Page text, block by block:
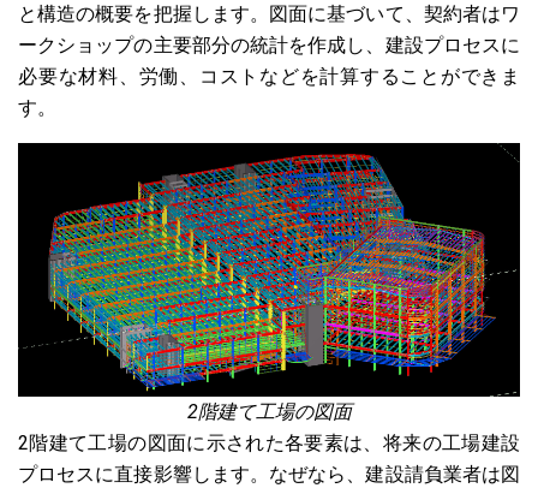
と構造の概要を把握します。図面に基づいて、契約者はワ
ークショップの主要部分の統計を作成し、建設プロセスに
必要な材料、労働、コストなどを計算することができま
す。
2階建て工場の図面
2階建て工場の図面に示された各要素は、将来の工場建設
プロセスに直接影響します。なぜなら、建設請負業者は図